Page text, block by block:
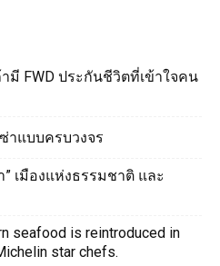
มี FWD ประกันชีวิตที่เข้าใจคน
าแบบครบวงจร
เมืองแห่งธรรมชาติ และ
seafood is reintroduced in
star chefs.